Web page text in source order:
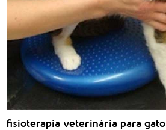
fisioterapia veterinária para gato